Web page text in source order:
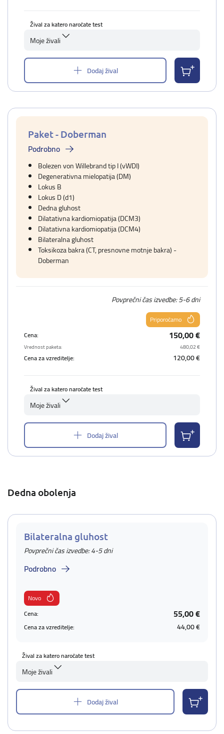
Žival za katero naročate test
Moje živali
Dodaj žival
Paket - Doberman
Podrobno
Bolezen von Willebrand tip I (vWDI)
Degenerativna mielopatija (DM)
Lokus B
Lokus D (d1)
Dedna gluhost
Dilatativna kardiomiopatija (DCM3)
Dilatativna kardiomiopatija (DCM4)
Bilateralna gluhost
Toksikoza bakra (CT, presnovne motnje bakra) -
Doberman
Povprečni čas izvedbe: 5-6 dni
Priporočamo
Cena:
150,00 €
Vrednost paketa: 480,02 €
Cena za vzreditelje: 120,00 €
Žival za katero naročate test
Moje živali
Dodaj žival
Dedna obolenja
Bilateralna gluhost
Povprečni čas izvedbe: 4-5 dni
Podrobno
Novo
Cena:
55,00 €
Cena za vzreditelje: 44,00 €
Žival za katero naročate test
Moje živali
Dodaj žival